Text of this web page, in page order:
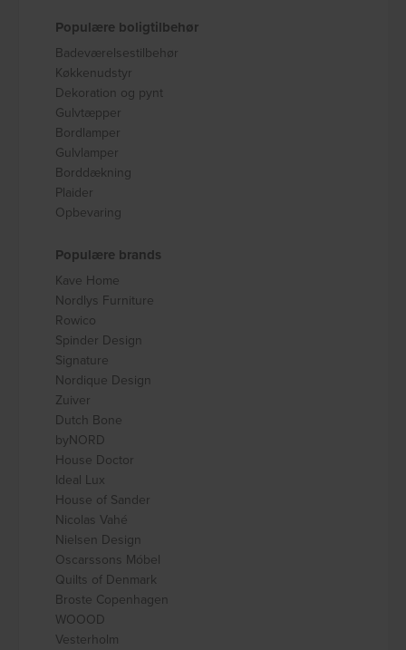
Populære boligtilbehør
Badeværelsestilbehør
Køkkenudstyr
Dekoration og pynt
Gulvtæpper
Bordlamper
Gulvlamper
Borddækning
Plaider
Opbevaring
Populære brands
Kave Home
Nordlys Furniture
Rowico
Spinder Design
Signature
Nordique Design
Zuiver
Dutch Bone
byNORD
House Doctor
Ideal Lux
House of Sander
Nicolas Vahé
Nielsen Design
Oscarssons Móbel
Quilts of Denmark
Broste Copenhagen
WOOOD
Vesterholm